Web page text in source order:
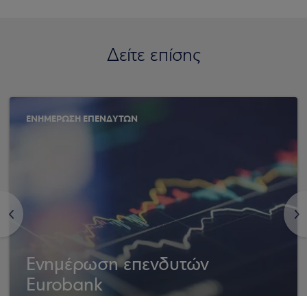
Δείτε επίσης
<
ΕΝΗΜΕΡΩΣΗ ΕΠΕΝΔΥΤΩΝ
Ενημέρωση επενδυτών
Eurobank
>